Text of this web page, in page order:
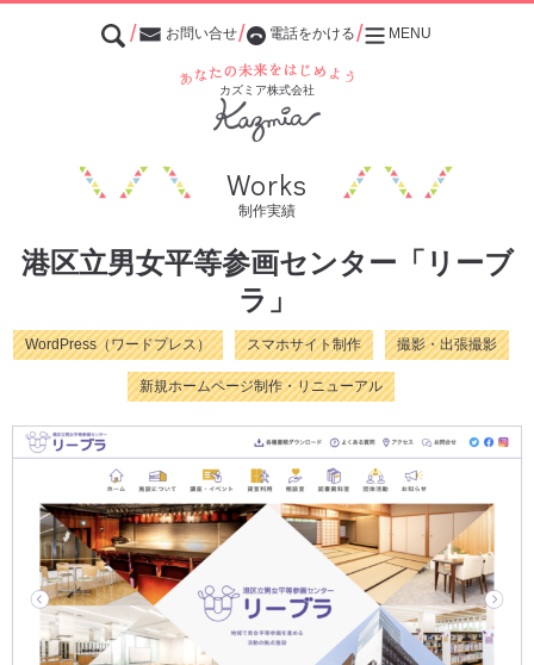
お問い合せ 電話をかける MENU
カズミア株式会社
Works
制作実績
港区立男女平等参画センター「リーブ
ラ」
WordPress（ワードプレス） スマホサイト制作 撮影・出張撮影
新規ホームページ制作・リニューアル